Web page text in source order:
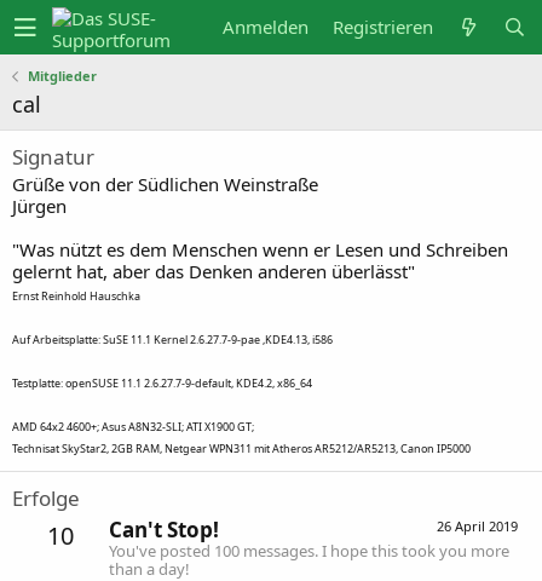
Anmelden Registrieren
Mitglieder
cal
Signatur
Grüße von der Südlichen Weinstraße
Jürgen
"Was nützt es dem Menschen wenn er Lesen und Schreiben
gelernt hat, aber das Denken anderen überlässt"
Ernst Reinhold Hauschka
Auf Arbeitsplatte: SuSE 11.1 Kernel 2.6.27.7-9-pae,KDE4.13, i586
Testplatte: openSUSE 11.1 2.6.27.7-9-default,KDE4.2, x86_64
AMD 64x2 4600+; Asus A8N32-SLI; ATI X1900 GT;
Technisat SkyStar2, 2GB RAM, Netgear WPN311 mit Atheros AR5212/AR5213, Canon IP5000
Erfolge
10 26 April 2019
Can't Stop!
You've posted 100 messages. I hope this took you more
than a day!